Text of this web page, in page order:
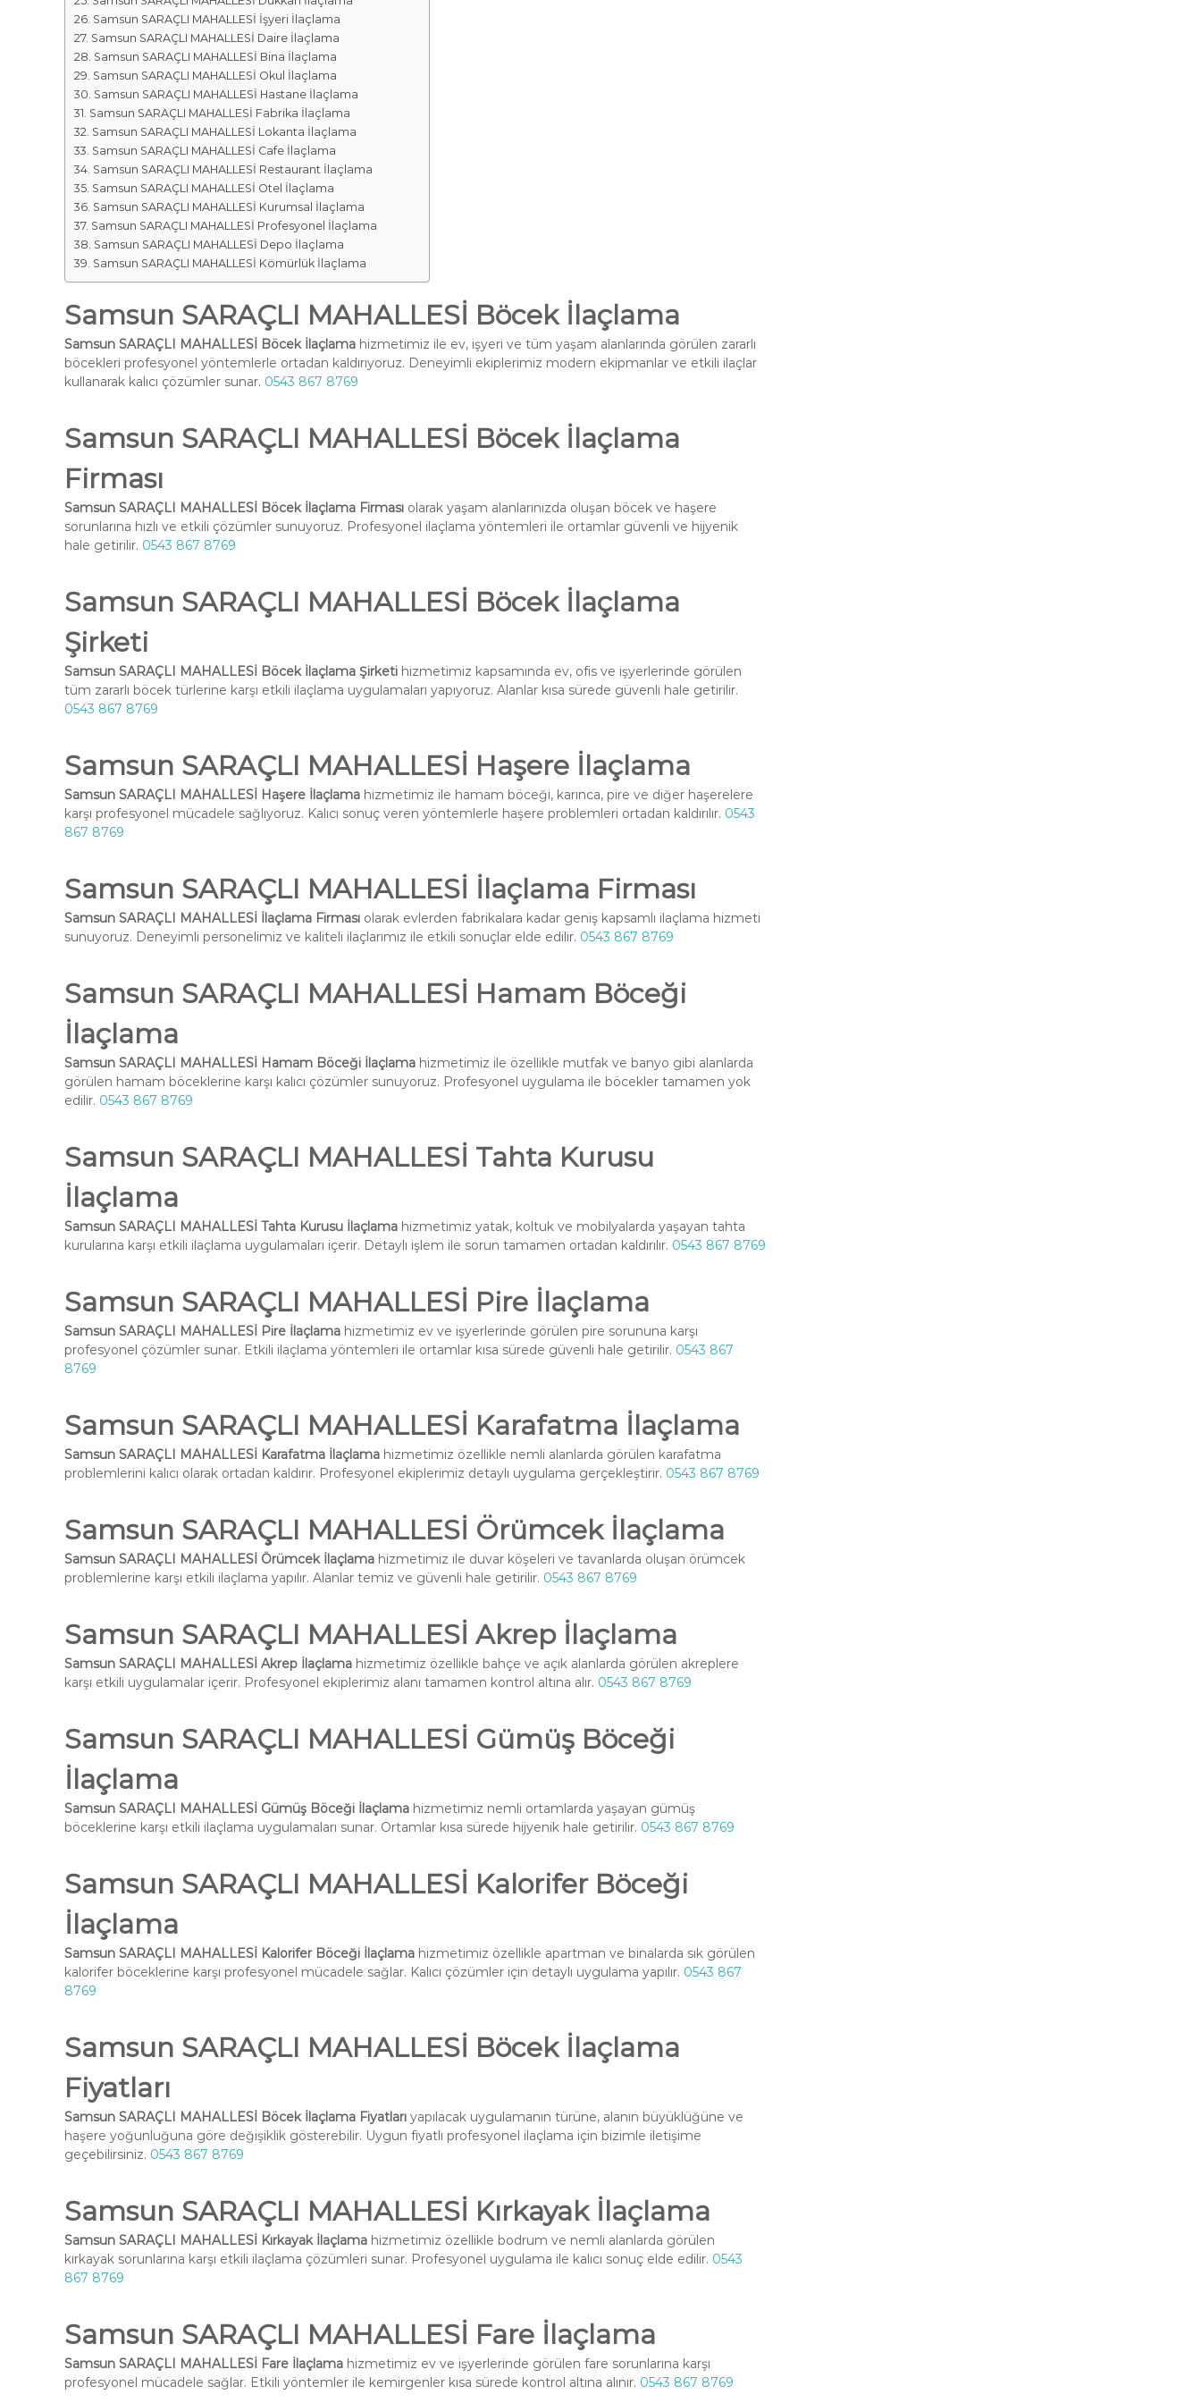
Samsun SARAÇLI MAHALLESİ İşyeri İlaçlama
Samsun SARAÇLI MAHALLESİ Daire İlaçlama
Samsun SARAÇLI MAHALLESİ Bina İlaçlama
Samsun SARAÇLI MAHALLESİ Okul İlaçlama
Samsun SARAÇLI MAHALLESİ Hastane İlaçlama
Samsun SARAÇLI MAHALLESİ Fabrika İlaçlama
Samsun SARAÇLI MAHALLESİ Lokanta İlaçlama
Samsun SARAÇLI MAHALLESİ Cafe İlaçlama
Samsun SARAÇLI MAHALLESİ Restaurant İlaçlama
Samsun SARAÇLI MAHALLESİ Otel İlaçlama
Samsun SARAÇLI MAHALLESİ Kurumsal İlaçlama
Samsun SARAÇLI MAHALLESİ Profesyonel İlaçlama
Samsun SARAÇLI MAHALLESİ Depo İlaçlama
Samsun SARAÇLI MAHALLESİ Kömürlük İlaçlama
Samsun SARAÇLI MAHALLESİ Böcek İlaçlama
Samsun SARAÇLI MAHALLESİ Böcek İlaçlama hizmetimiz ile ev, işyeri ve tüm yaşam alanlarında görülen zararlı
böcekleri profesyonel yöntemlerle ortadan kaldırıyoruz. Deneyimli ekiplerimiz modern ekipmanlar ve etkili ilaçlar
kullanarak kalıcı çözümler sunar. 0543 867 8769
Samsun SARAÇLI MAHALLESİ Böcek İlaçlama
Firması
Samsun SARAÇLI MAHALLESİ Böcek İlaçlama Firması olarak yaşam alanlarınızda oluşan böcek ve haşere
sorunlarına hızlı ve etkili çözümler sunuyoruz. Profesyonel ilaçlama yöntemleri ile ortamlar güvenli ve hijyenik
hale getirilir. 0543 867 8769
Samsun SARAÇLI MAHALLESİ Böcek İlaçlama
Şirketi
Samsun SARAÇLI MAHALLESİ Böcek İlaçlama Şirketi hizmetimiz kapsamında ev, ofis ve işyerlerinde görülen
tüm zararlı böcek türlerine karşı etkili ilaçlama uygulamaları yapıyoruz. Alanlar kısa sürede güvenli hale getirilir.
0543 867 8769
Samsun SARAÇLI MAHALLESİ Haşere İlaçlama
Samsun SARAÇLI MAHALLESİ Haşere İlaçlama hizmetimiz ile hamam böceği, karınca, pire ve diğer haşerelere
karşı profesyonel mücadele sağlıyoruz. Kalıcı sonuç veren yöntemlerle haşere problemleri ortadan kaldırılır. 0543
867 8769
Samsun SARAÇLI MAHALLESİ İlaçlama Firması
Samsun SARAÇLI MAHALLESİ İlaçlama Firması olarak evlerden fabrikalara kadar geniş kapsamlı ilaçlama hizmeti
sunuyoruz. Deneyimli personelimiz ve kaliteli ilaçlarımız ile etkili sonuçlar elde edilir. 0543 867 8769
Samsun SARAÇLI MAHALLESİ Hamam Böceği
İlaçlama
Samsun SARAÇLI MAHALLESİ Hamam Böceği İlaçlama hizmetimiz ile özellikle mutfak ve banyo gibi alanlarda
görülen hamam böceklerine karşı kalıcı çözümler sunuyoruz. Profesyonel uygulama ile böcekler tamamen yok
edilir. 0543 867 8769
Samsun SARAÇLI MAHALLESİ Tahta Kurusu
İlaçlama
Samsun SARAÇLI MAHALLESİ Tahta Kurusu İlaçlama hizmetimiz yatak, koltuk ve mobilyalarda yaşayan tahta
kurularına karşı etkili ilaçlama uygulamaları içerir. Detaylı işlem ile sorun tamamen ortadan kaldırılır. 0543 867 8769
Samsun SARAÇLI MAHALLESİ Pire İlaçlama
Samsun SARAÇLI MAHALLESİ Pire İlaçlama hizmetimiz ev ve işyerlerinde görülen pire sorununa karşı
profesyonel çözümler sunar. Etkili ilaçlama yöntemleri ile ortamlar kısa sürede güvenli hale getirilir. 0543 867
8769
Samsun SARAÇLI MAHALLESİ Karafatma İlaçlama
Samsun SARAÇLI MAHALLESİ Karafatma İlaçlama hizmetimiz özellikle nemli alanlarda görülen karafatma
problemlerini kalıcı olarak ortadan kaldırır. Profesyonel ekiplerimiz detaylı uygulama gerçekleştirir. 0543 867 8769
Samsun SARAÇLI MAHALLESİ Örümcek İlaçlama
Samsun SARAÇLI MAHALLESİ Örümcek İlaçlama hizmetimiz ile duvar köşeleri ve tavanlarda oluşan örümcek
problemlerine karşı etkili ilaçlama yapılır. Alanlar temiz ve güvenli hale getirilir. 0543 867 8769
Samsun SARAÇLI MAHALLESİ Akrep İlaçlama
Samsun SARAÇLI MAHALLESİ Akrep İlaçlama hizmetimiz özellikle bahçe ve açık alanlarda görülen akreplere
karşı etkili uygulamalar içerir. Profesyonel ekiplerimiz alanı tamamen kontrol altına alır. 0543 867 8769
Samsun SARAÇLI MAHALLESİ Gümüş Böceği
İlaçlama
Samsun SARAÇLI MAHALLESİ Gümüş Böceği İlaçlama hizmetimiz nemli ortamlarda yaşayan gümüş
böceklerine karşı etkili ilaçlama uygulamaları sunar. Ortamlar kısa sürede hijyenik hale getirilir. 0543 867 8769
Samsun SARAÇLI MAHALLESİ Kalorifer Böceği
İlaçlama
Samsun SARAÇLI MAHALLESİ Kalorifer Böceği İlaçlama hizmetimiz özellikle apartman ve binalarda sık görülen
kalorifer böceklerine karşı profesyonel mücadele sağlar. Kalıcı çözümler için detaylı uygulama yapılır. 0543 867
8769
Samsun SARAÇLI MAHALLESİ Böcek İlaçlama
Fiyatları
Samsun SARAÇLI MAHALLESİ Böcek İlaçlama Fiyatları yapılacak uygulamanın türüne, alanın büyüklüğüne ve
haşere yoğunluğuna göre değişiklik gösterebilir. Uygun fiyatlı profesyonel ilaçlama için bizimle iletişime
geçebilirsiniz. 0543 867 8769
Samsun SARAÇLI MAHALLESİ Kırkayak İlaçlama
Samsun SARAÇLI MAHALLESİ Kırkayak İlaçlama hizmetimiz özellikle bodrum ve nemli alanlarda görülen
kırkayak sorunlarına karşı etkili ilaçlama çözümleri sunar. Profesyonel uygulama ile kalıcı sonuç elde edilir. 0543
867 8769
Samsun SARAÇLI MAHALLESİ Fare İlaçlama
Samsun SARAÇLI MAHALLESİ Fare İlaçlama hizmetimiz ev ve işyerlerinde görülen fare sorunlarına karşı
profesyonel mücadele sağlar. Etkili yöntemler ile kemirgenler kısa sürede kontrol altına alınır. 0543 867 8769